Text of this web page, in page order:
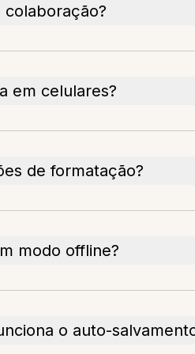
colaboração?
em celulares?
de formatação?
modo offline?
o auto-